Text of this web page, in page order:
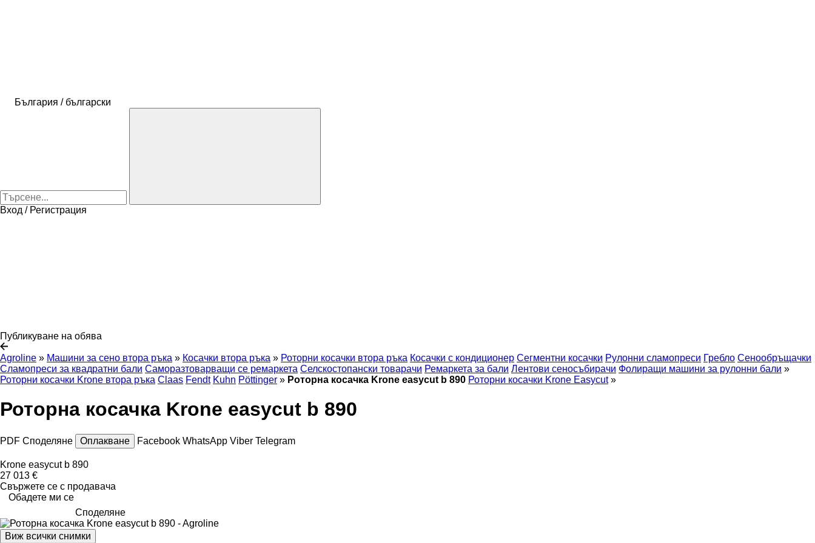
България / български
Вход / Регистрация
Публикуване на обява
Agroline » Машини за сено втора ръка » Косачки втора ръка » Роторни косачки втора ръка Косачки с кондиционер Сегментни косачки Рулонни сламопреси Гребло Сенообръщачки
Сламопреси за квадратни бали Саморазтоварващи се ремаркета Селскостопански товарачи Ремаркета за бали Лентови сеносъбирачи Фолиращи машини за рулонни бали »
Роторни косачки Krone втора ръка Claas Fendt Kuhn Pöttinger » Роторна косачка Krone easycut b 890 Роторни косачки Krone Easycut »
Роторна косачка Krone easycut b 890
PDF Споделяне Оплакване Facebook WhatsApp Viber Telegram
Krone easycut b 890
27 013 €
Свържете се с продавача
Обадете ми се
Споделяне
Виж всички снимки